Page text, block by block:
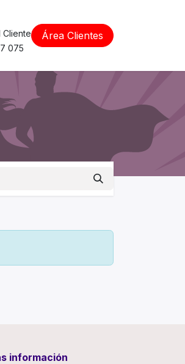
Cliente
075
Área Clientes
información